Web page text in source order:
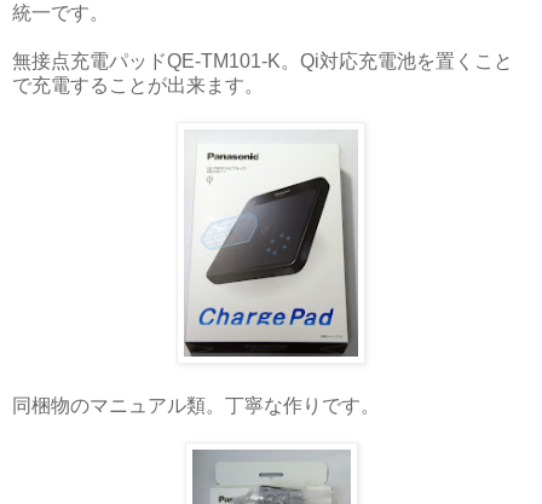
統一です。
無接点充電パッドQE-TM101-K。Qi対応充電池を置くこと
で充電することが出来ます。
同梱物のマニュアル類。丁寧な作りです。